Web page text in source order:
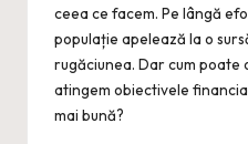
ceea ce facem. Pe lângă
populație apelează la o
rugăciunea. Dar cum poate
atingem obiectivele
mai bună?